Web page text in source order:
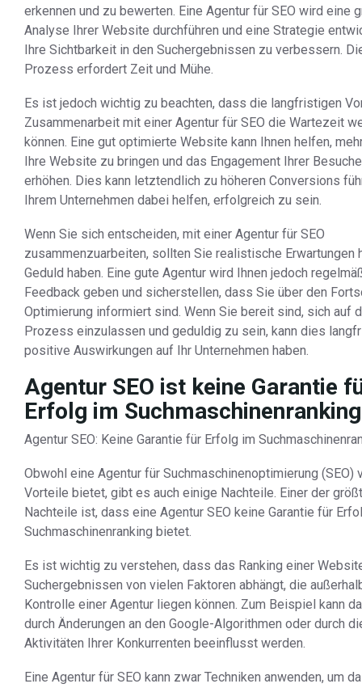
erkennen und zu bewerten. Eine Agentur für SEO wird eine
Analyse Ihrer Website durchführen und eine Strategie
Ihre Sichtbarkeit in den Suchergebnissen zu verbessern.
Prozess erfordert Zeit und Mühe.
Es ist jedoch wichtig zu beachten, dass die langfristigen
Zusammenarbeit mit einer Agentur für SEO die Wartezeit
können. Eine gut optimierte Website kann Ihnen helfen,
Ihre Website zu bringen und das Engagement Ihrer
erhöhen. Dies kann letztendlich zu höheren Conversions
Ihrem Unternehmen dabei helfen, erfolgreich zu sein.
Wenn Sie sich entscheiden, mit einer Agentur für SEO
zusammenzuarbeiten, sollten Sie realistische Erwartungen
Geduld haben. Eine gute Agentur wird Ihnen jedoch
Feedback geben und sicherstellen, dass Sie über den
Optimierung informiert sind. Wenn Sie bereit sind, sich auf
Prozess einzulassen und geduldig zu sein, kann dies
positive Auswirkungen auf Ihr Unternehmen haben.
Agentur SEO ist keine Garantie
Erfolg im
Agentur SEO: Keine Garantie für Erfolg im
Obwohl eine Agentur für Suchmaschinenoptimierung (SEO)
Vorteile bietet, gibt es auch einige Nachteile. Einer der
Nachteile ist, dass eine Agentur SEO keine Garantie für
Suchmaschinenranking bietet.
Es ist wichtig zu verstehen, dass das Ranking einer
Suchergebnissen von vielen Faktoren abhängt, die
Kontrolle einer Agentur liegen können. Zum Beispiel kann
durch Änderungen an den Google-Algorithmen oder durch
Aktivitäten Ihrer Konkurrenten beeinflusst werden.
Eine Agentur für SEO kann zwar Techniken anwenden, um